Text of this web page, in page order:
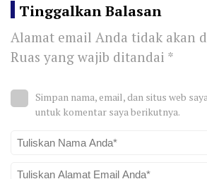
Tinggalkan Balasan
Alamat email Anda tidak akan
Ruas yang wajib ditandai *
Simpan nama, email, dan situs web
untuk komentar saya berikutnya.